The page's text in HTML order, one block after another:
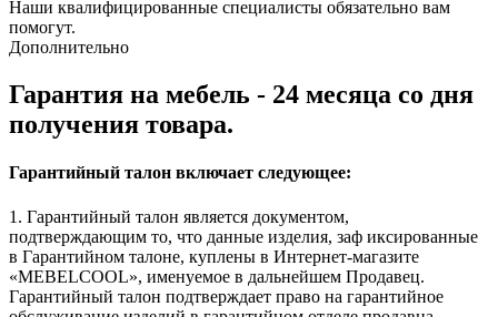
Наши квалифицированные специалисты обязательно вам
помогут.
Дополнительно
Гарантия на мебель - 24 месяца со дня
получения товара.
Гарантийный талон включает следующее:
1. Гарантийный талон является документом,
подтверждающим то, что данные изделия, заф иксированные
в Гарантийном талоне, куплены в Интернет-магазите
«MEBELCOOL», именуемое в дальнейшем Продавец.
Гарантийный талон подтверждает право на гарантийное